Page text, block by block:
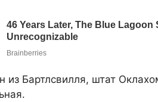
из Бартлсвилля, штат